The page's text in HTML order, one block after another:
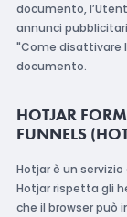
documento,
annunci
"Come disattivare
documento.
HOTJAR
FUNNELS
Hotjar è un
Hotjar rispetta gli
che il browser può